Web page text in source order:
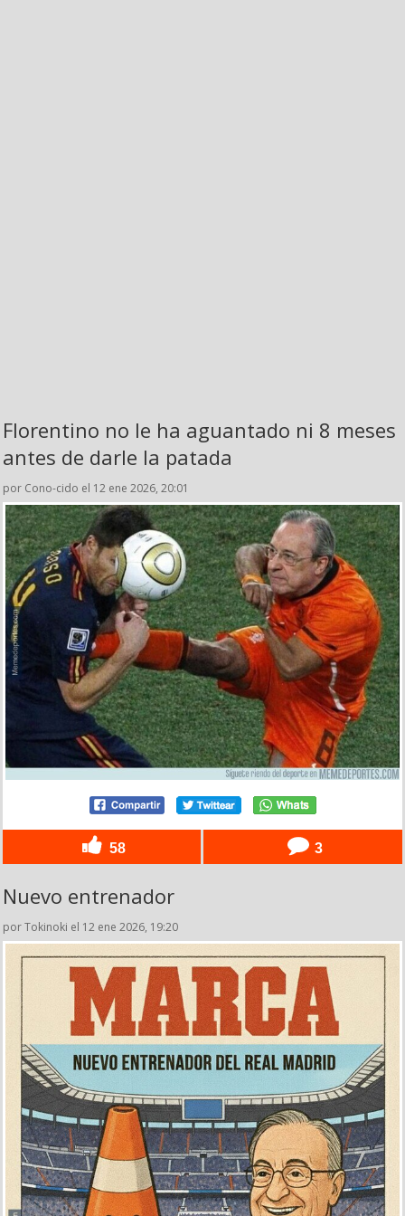
Florentino no le ha aguantado ni 8 meses
antes de darle la patada
por Cono-cido el 12 ene 2026, 20:01
58 3
Nuevo entrenador
por Tokinoki el 12 ene 2026, 19:20